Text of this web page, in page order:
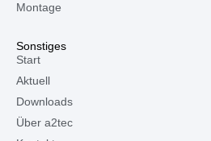
Montage
Sonstiges
Start
Aktuell
Downloads
Über a2tec